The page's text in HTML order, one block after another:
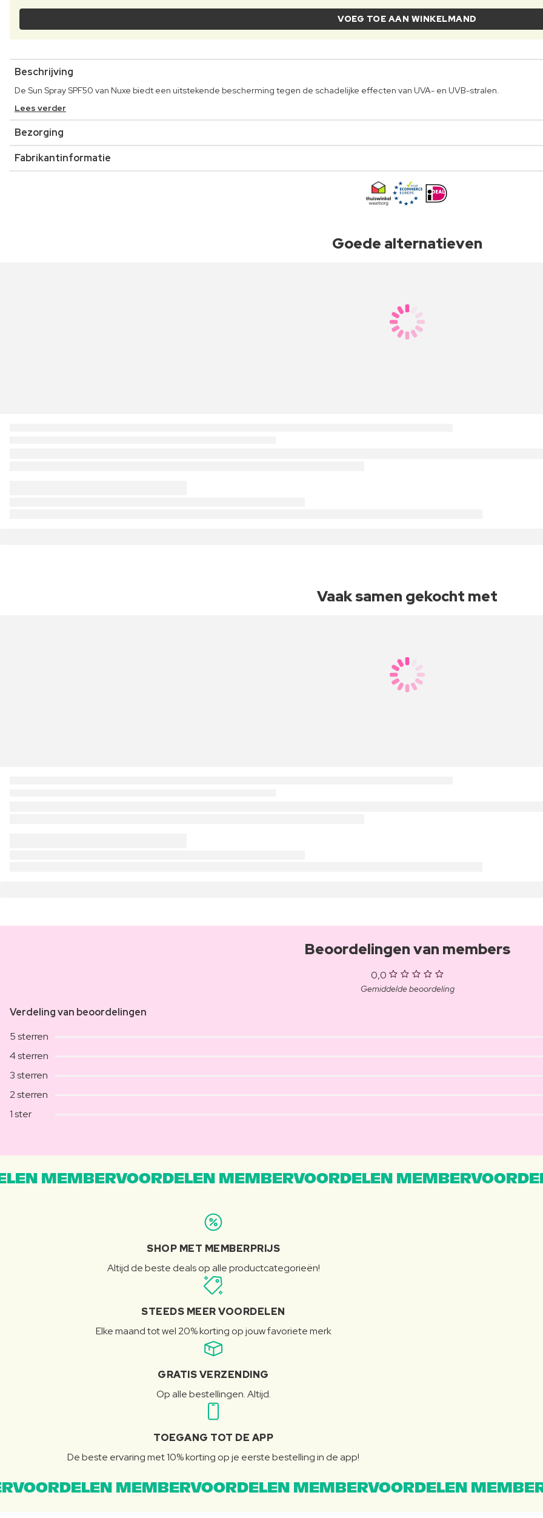
VOEG TOE AAN WINKELMAND
Beschrijving
De Sun Spray SPF50 van Nuxe biedt een uitstekende bescherming tegen de schadelijke effecten van UVA- en UVB-stralen.
Lees verder
Bezorging
Fabrikantinformatie
Goede alternatieven
Vaak samen gekocht met
Beoordelingen van members
0,0
Gemiddelde beoordeling
Verdeling van beoordelingen
5 sterren
4 sterren
3 sterren
2 sterren
1 ster
MEMBERVOORDELEN MEMBERVOORDELEN
SHOP MET MEMBERPRIJS
Altijd de beste deals op alle productcategorieën!
STEEDS MEER VOORDELEN
Elke maand tot wel 20% korting op jouw favoriete merk
GRATIS VERZENDING
Op alle bestellingen. Altijd.
TOEGANG TOT DE APP
De beste ervaring met 10% korting op je eerste bestelling in de app!
MEMBERVOORDELEN MEMBERVOORDELEN